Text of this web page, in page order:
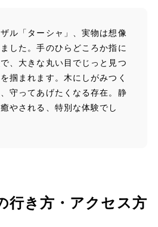
ル「ターシャ」、実物は想像
した。手のひらどころか指に
、大きな丸い目でじっと見つ
掴まれます。木にしがみつく
守ってあげたくなる存在。静
やされる、特別な体験でし
行き方・アクセス方